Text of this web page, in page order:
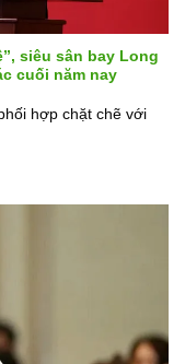
siêu sân bay Long
cuối năm nay
hợp chặt chẽ với